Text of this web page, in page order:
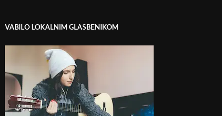
VABILO LOKALNIM GLASBENIKOM